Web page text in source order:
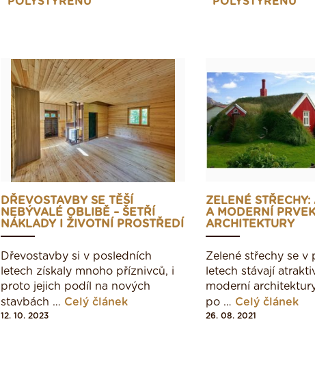
DŘEVOSTAVBY SE TĚŠÍ
NEBÝVALÉ OBLIBĚ – ŠETŘÍ
NÁKLADY I ŽIVOTNÍ PROSTŘEDÍ
Dřevostavby si v posledních
letech získaly mnoho příznivců, i
proto jejich podíl na nových
stavbách … Celý článek
12. 10. 2023
ZELENÉ STŘECHY:
A MODERNÍ PRVEK
ARCHITEKTURY
Zelené střechy se v
letech stávají
moderní
po … Celý článek
26. 08. 2021